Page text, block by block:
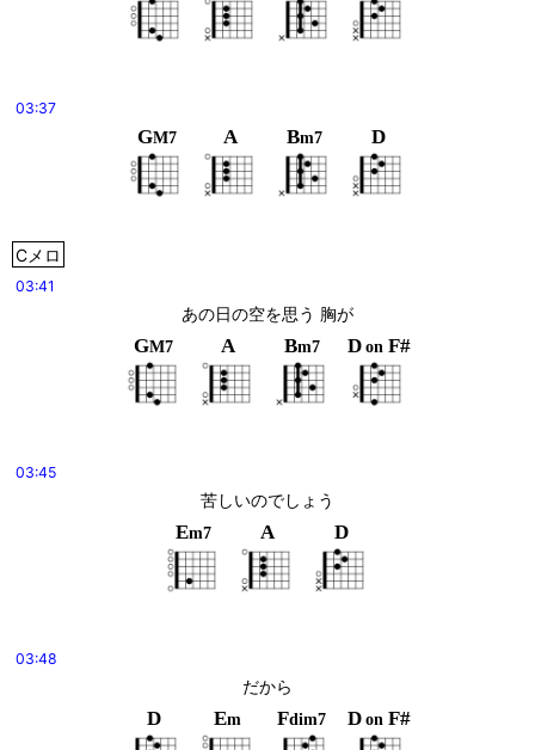
03:37
GM7 A Bm7 D
Cメロ
03:41
あの日の空を思う 胸が
GM7 A Bm7 D on F#
03:45
苦しいのでしょう
Em7 A D
03:48
だから
D Em Fdim7 D on F#